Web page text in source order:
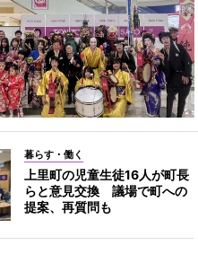
暮らす・働く
上里町の児童生徒16人が町長
らと意見交換 議場で町への
提案、再質問も